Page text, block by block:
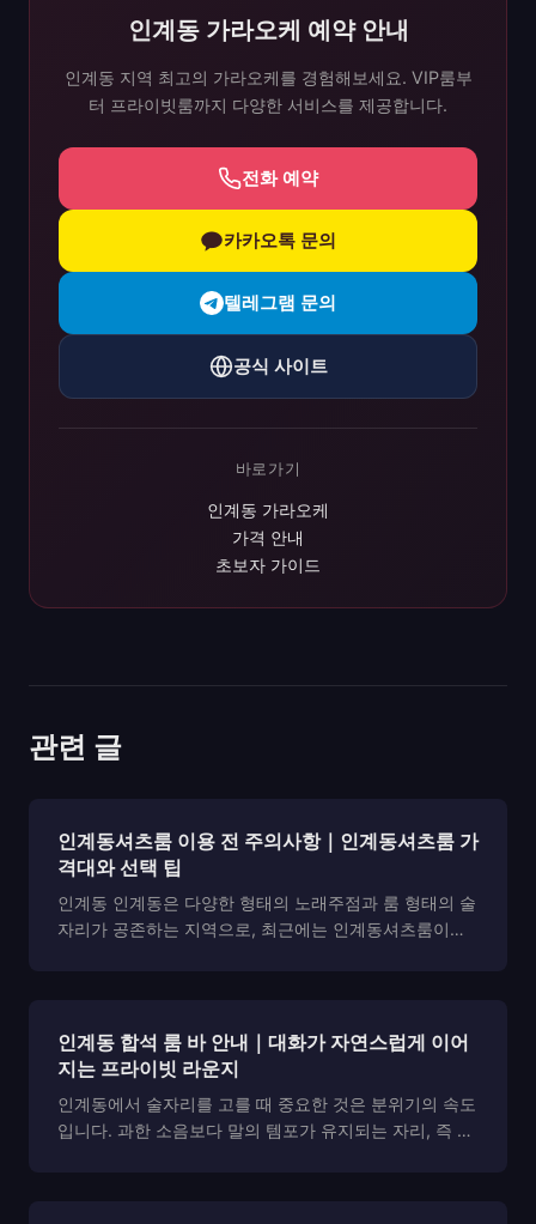
인계동 가라오케 예약 안내
인계동 지역 최고의 가라오케를 경험해보세요. VIP룸부
터 프라이빗룸까지 다양한 서비스를 제공합니다.
전화 예약
카카오톡 문의
텔레그램 문의
공식 사이트
바로가기
인계동 가라오케
가격 안내
초보자 가이드
관련 글
인계동셔츠룸 이용 전 주의사항｜인계동셔츠룸 가
격대와 선택 팁
인계동 인계동은 다양한 형태의 노래주점과 룸 형태의 술
자리가 공존하는 지역으로, 최근에는 인계동셔츠룸이라
니다....
인계동 합석 룸 바 안내｜대화가 자연스럽게 이어
지는 프라이빗 라운지
인계동에서 술자리를 고를 때 중요한 것은 분위기의 속도
입니다. 과한 소음보다 말의 템포가 유지되는 자리, 즉 합